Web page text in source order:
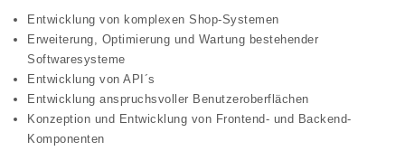
Entwicklung von komplexen Shop-Systemen
Erweiterung, Optimierung und Wartung bestehender
Softwaresysteme
Entwicklung von API´s
Entwicklung anspruchsvoller Benutzeroberflächen
Konzeption und Entwicklung von Frontend- und Backend-
Komponenten